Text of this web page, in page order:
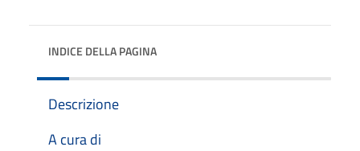
INDICE DELLA PAGINA
Descrizione
A cura di